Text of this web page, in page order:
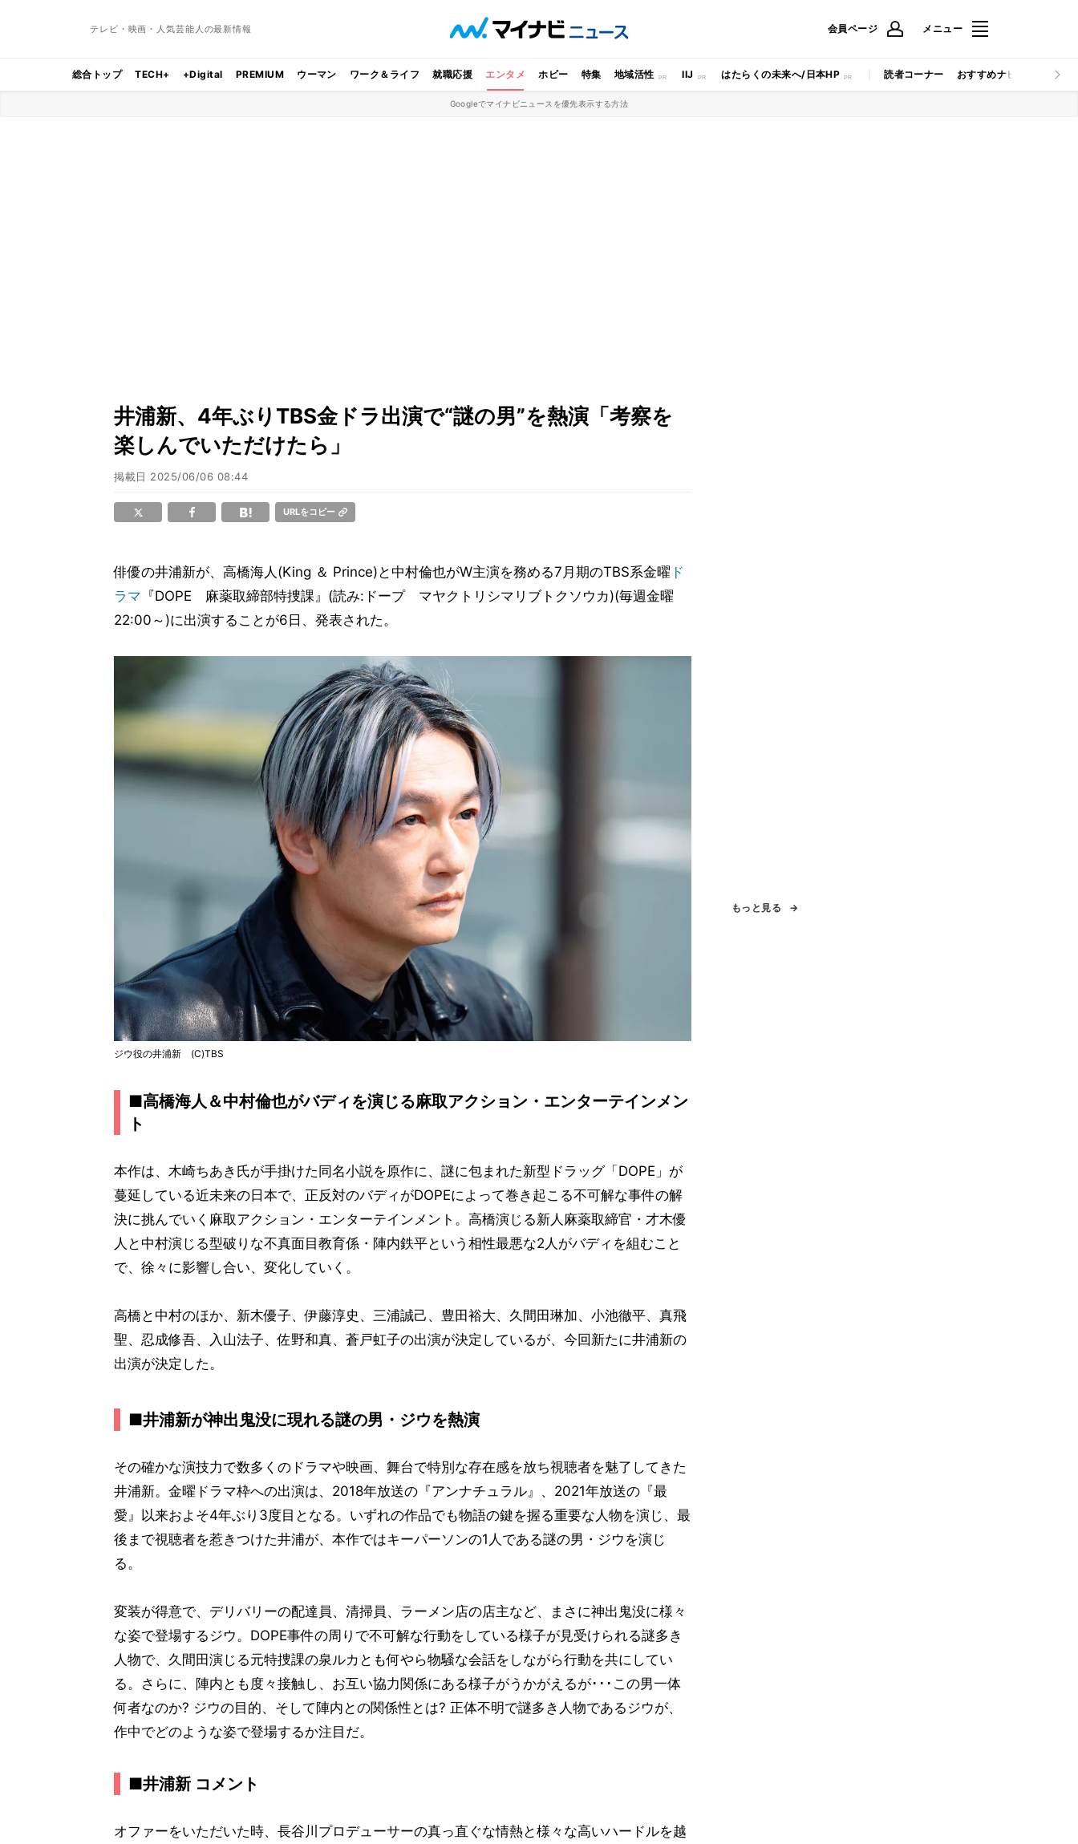
テレビ・映画・人気芸能人の最新情報 会員ページ メニュー
総合トップ TECH+ +Digital PREMIUM ウーマン ワーク＆ライフ 就職応援 エンタメ ホビー 特集 地域活性 IIJ はたらくの未来へ/日本HP 読者コーナー おすすめナビ マイナビ
Googleでマイナビニュースを優先表示する方法
井浦新、4年ぶりTBS金ドラ出演で“謎の男”を熱演「考察を
楽しんでいただけたら」
掲載日 2025/06/06 08:44
URLをコピー
俳優の井浦新が、高橋海人(King ＆ Prince)と中村倫也がW主演を務める7月期のTBS系金曜 ド
ラマ 『DOPE 麻薬取締部特捜課』(読み:ドープ マヤクトリシマリブトクソウカ)(毎週金曜
22:00～)に出演することが6日、発表された。
ジウ役の井浦新 (C)TBS
■高橋海人＆中村倫也がバディを演じる麻取アクション・エンターテインメン
ト
本作は、木崎ちあき氏が手掛けた同名小説を原作に、謎に包まれた新型ドラッグ「DOPE」が
蔓延している近未来の日本で、正反対のバディがDOPEによって巻き起こる不可解な事件の解
決に挑んでいく麻取アクション・エンターテインメント。高橋演じる新人麻薬取締官・才木優
人と中村演じる型破りな不真面目教育係・陣内鉄平という相性最悪な2人がバディを組むこと
で、徐々に影響し合い、変化していく。
高橋と中村のほか、新木優子、伊藤淳史、三浦誠己、豊田裕大、久間田琳加、小池徹平、真飛
聖、忍成修吾、入山法子、佐野和真、蒼戸虹子の出演が決定しているが、今回新たに井浦新の
出演が決定した。
■井浦新が神出鬼没に現れる謎の男・ジウを熱演
その確かな演技力で数多くのドラマや映画、舞台で特別な存在感を放ち視聴者を魅了してきた
井浦新。金曜ドラマ枠への出演は、2018年放送の『アンナチュラル』、2021年放送の『最
愛』以来およそ4年ぶり3度目となる。いずれの作品でも物語の鍵を握る重要な人物を演じ、最
後まで視聴者を惹きつけた井浦が、本作ではキーパーソンの1人である謎の男・ジウを演じ
る。
変装が得意で、デリバリーの配達員、清掃員、ラーメン店の店主など、まさに神出鬼没に様々
な姿で登場するジウ。DOPE事件の周りで不可解な行動をしている様子が見受けられる謎多き
人物で、久間田演じる元特捜課の泉ルカとも何やら物騒な会話をしながら行動を共にしてい
る。さらに、陣内とも度々接触し、お互い協力関係にある様子がうかがえるが･･･この男一体
何者なのか? ジウの目的、そして陣内との関係性とは? 正体不明で謎多き人物であるジウが、
作中でどのような姿で登場するか注目だ。
■井浦新 コメント
オファーをいただいた時、長谷川プロデューサーの真っ直ぐな情熱と様々な高いハードルを越
もっと見る